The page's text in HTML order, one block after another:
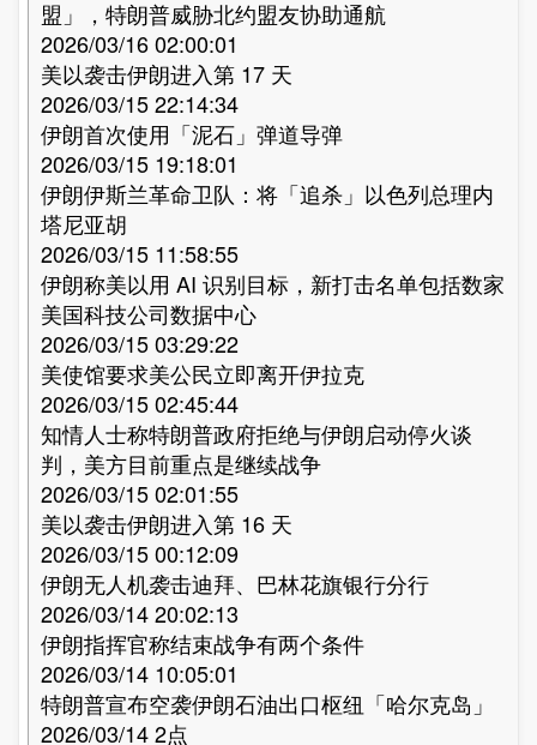
盟」，特朗普威胁北约盟友协助通航
2026/03/16 02:00:01
美以袭击伊朗进入第 17 天
2026/03/15 22:14:34
伊朗首次使用「泥石」弹道导弹
2026/03/15 19:18:01
伊朗伊斯兰革命卫队：将「追杀」以色列总理内
塔尼亚胡
2026/03/15 11:58:55
伊朗称美以用 AI 识别目标，新打击名单包括数家
美国科技公司数据中心
2026/03/15 03:29:22
美使馆要求美公民立即离开伊拉克
2026/03/15 02:45:44
知情人士称特朗普政府拒绝与伊朗启动停火谈
判，美方目前重点是继续战争
2026/03/15 02:01:55
美以袭击伊朗进入第 16 天
2026/03/15 00:12:09
伊朗无人机袭击迪拜、巴林花旗银行分行
2026/03/14 20:02:13
伊朗指挥官称结束战争有两个条件
2026/03/14 10:05:01
特朗普宣布空袭伊朗石油出口枢纽「哈尔克岛」
2026/03/14 2点